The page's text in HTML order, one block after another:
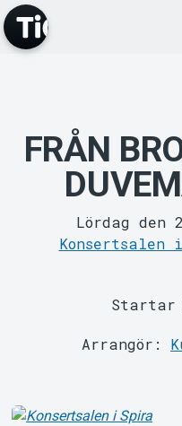
FRÅN
Lördag den
Konsertsalen
Startar
Arrangör: